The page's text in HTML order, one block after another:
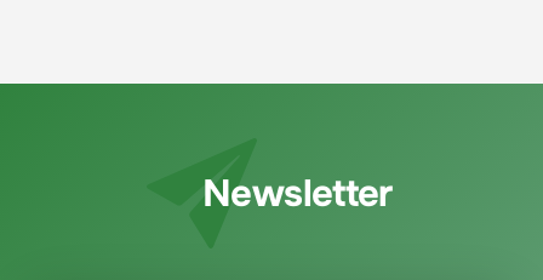
Newsletter